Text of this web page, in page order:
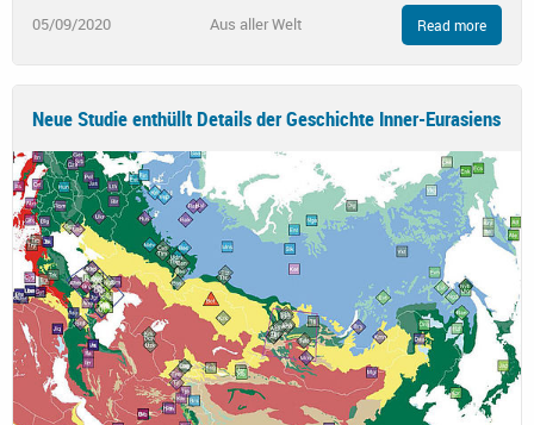
05/09/2020 Aus aller Welt Read more
Neue Studie enthüllt Details der Geschichte Inner-Eurasiens